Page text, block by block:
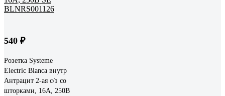
540 ₽
Розетка Systeme
Electric Blanca внутр
Антрацит 2-ая с/з со
шторками, 16А, 250В